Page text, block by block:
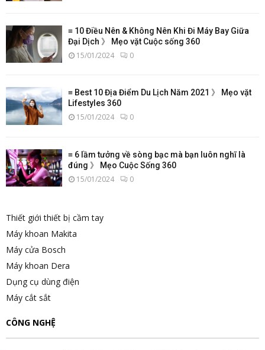
≡ 10 Điều Nên & Không Nên Khi Đi Máy Bay Giữa
Đại Dịch 》 Mẹo vặt Cuộc sống 360
15/01/2024 0
≡ Best 10 Địa Điểm Du Lịch Năm 2021 》 Mẹo vặt
Lifestyles 360
15/01/2024 0
≡ 6 lầm tưởng về sòng bạc mà bạn luôn nghĩ là
đúng 》 Mẹo Cuộc Sống 360
15/01/2024 0
Thiết giới thiết bị cầm tay
Máy khoan Makita
Máy cửa Bosch
Máy khoan Dera
Dụng cụ dùng điện
Máy cắt sắt
CÔNG NGHỆ